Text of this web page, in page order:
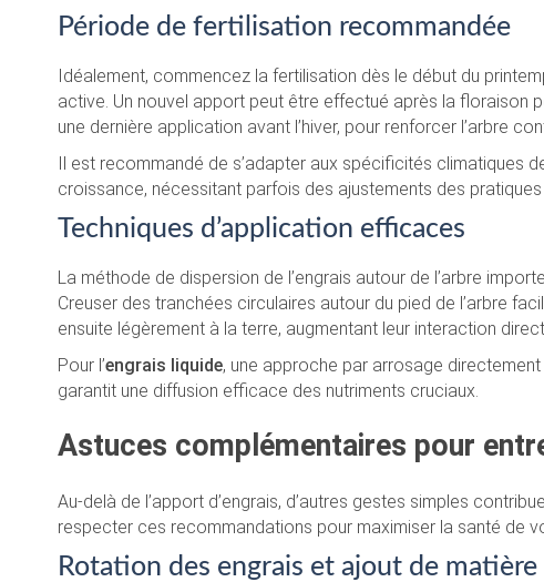
Période de fertilisation recommandée
Idéalement, commencez la fertilisation dès le début du
active. Un nouvel apport peut être effectué après la floraison
une dernière application avant l’hiver, pour renforcer l’arbre
Il est recommandé de s’adapter aux spécificités climatiques
croissance, nécessitant parfois des ajustements des
Techniques d’application efficaces
La méthode de dispersion de l’engrais autour de l’arbre
Creuser des tranchées circulaires autour du pied de l’arbre
ensuite légèrement à la terre, augmentant leur interaction
Pour l’engrais liquide, une approche par arrosage
garantit une diffusion efficace des nutriments cruciaux.
Astuces complémentaires pour
Au-delà de l’apport d’engrais, d’autres gestes simples
respecter ces recommandations pour maximiser la santé de
Rotation des engrais et ajout de